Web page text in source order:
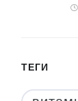
ТЕГИ